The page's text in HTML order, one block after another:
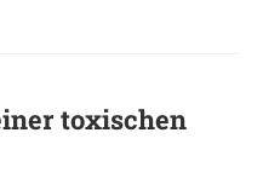
toxischen